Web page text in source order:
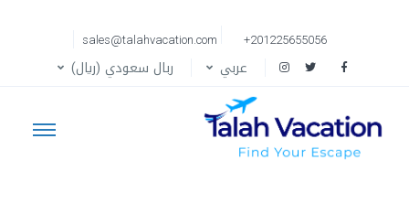
+201225655056
sales@talahvacation.com
عربي ربال سعودي (ريال)